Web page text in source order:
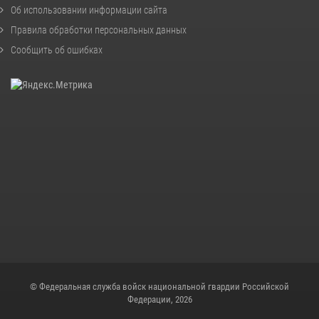
Об использовании информации сайта
Правила обработки персональных данных
Сообщить об ошибках
© Федеральная служба войск национальной гвардии Российской
Федерации, 2026